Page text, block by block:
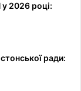
2026 році:
ради: